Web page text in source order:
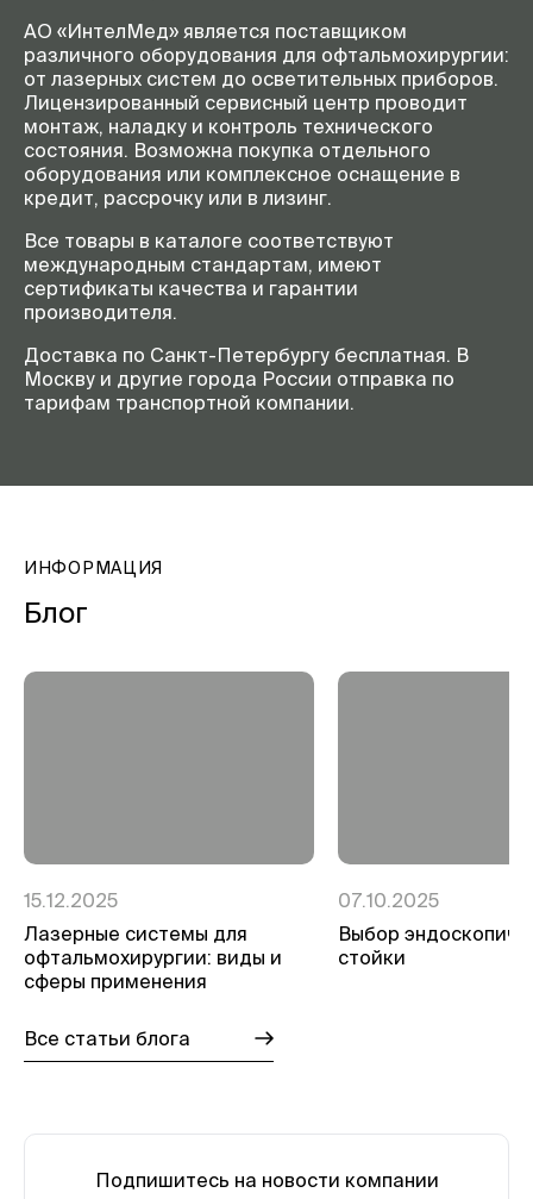
АО «ИнтелМед» является поставщиком
различного оборудования для офтальмохирургии:
от лазерных систем до осветительных приборов.
Лицензированный сервисный центр проводит
монтаж, наладку и контроль технического
состояния. Возможна покупка отдельного
оборудования или комплексное оснащение в
кредит, рассрочку или в лизинг.
Все товары в каталоге соответствуют
международным стандартам, имеют
сертификаты качества и гарантии
производителя.
Доставка по Санкт-Петербургу бесплатная. В
Москву и другие города России отправка по
тарифам транспортной компании.
ИНФОРМАЦИЯ
Блог
15.12.2025
Лазерные системы для
офтальмохирургии: виды и
сферы применения
07.10.2025
Выбор
стойки
Все статьи блога
Подпишитесь на новости компании